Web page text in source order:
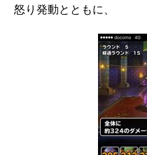
怒り発動とともに、